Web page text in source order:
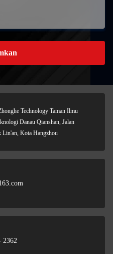
Technology Taman Ilmu
Danau Qianshan, Jalan
Lin'an, Kota Hangzhou
2362